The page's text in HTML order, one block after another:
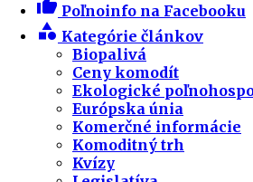
thumb_up Poľnoinfo na Facebooku
category Kategórie článkov
Biopalivá
Ceny komodít
Ekologické
Európska únia
Komerčné informácie
Komoditný trh
Kvízy